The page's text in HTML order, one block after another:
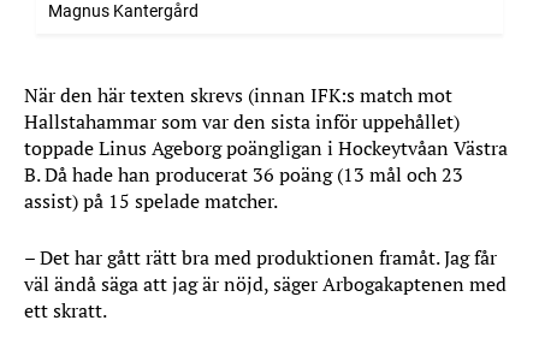
Magnus Kantergård
När den här texten skrevs (innan IFK:s match mot
Hallstahammar som var den sista inför uppehållet)
toppade Linus Ageborg poängligan i Hockeytvåan Västra
B. Då hade han producerat 36 poäng (13 mål och 23
assist) på 15 spelade matcher.
– Det har gått rätt bra med produktionen framåt. Jag får
väl ändå säga att jag är nöjd, säger Arbogakaptenen med
ett skratt.